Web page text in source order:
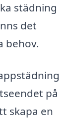
städning
det
behov.
på
skapa en